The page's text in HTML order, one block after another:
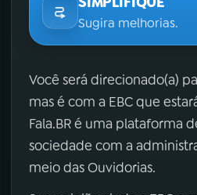
Sugira melhorias.
Você será direcionado(a)
mas é com a EBC que
Fala.BR é uma plataforma
sociedade com a
meio das Ouvidorias.